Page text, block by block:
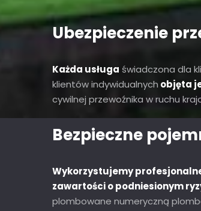
Ubezpieczenie
Każda usługa świadczona dla
klientów indywidualnych objęta
cywilnej przewoźnika w ruchu
Bezpieczne
Wykorzystujemy
zawartości o podniesionym
plombowane numeryczną